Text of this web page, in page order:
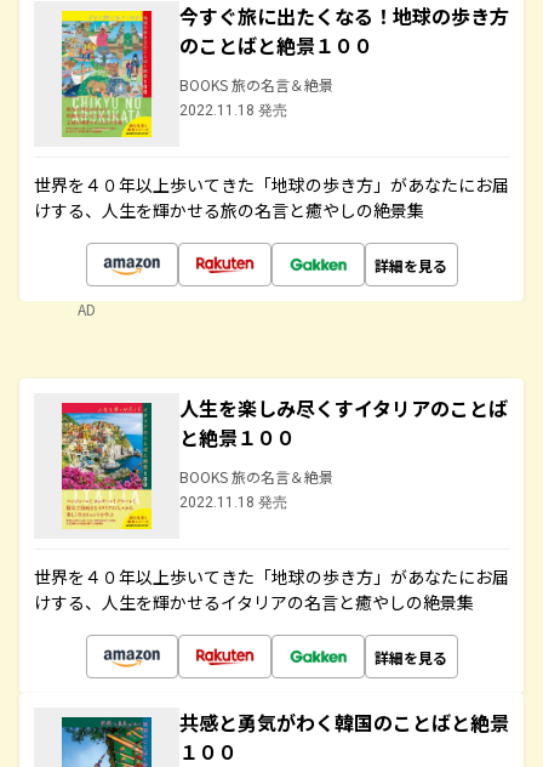
今すぐ旅に出たくなる！地球の歩き方
のことばと絶景１００
BOOKS 旅の名言＆絶景
2022.11.18 発売
世界を４０年以上歩いてきた「地球の歩き方」があなたにお届
けする、人生を輝かせる旅の名言と癒やしの絶景集
詳細を見る
AD
人生を楽しみ尽くすイタリアのことば
と絶景１００
BOOKS 旅の名言＆絶景
2022.11.18 発売
世界を４０年以上歩いてきた「地球の歩き方」があなたにお届
けする、人生を輝かせるイタリアの名言と癒やしの絶景集
詳細を見る
共感と勇気がわく韓国のことばと絶景
１００